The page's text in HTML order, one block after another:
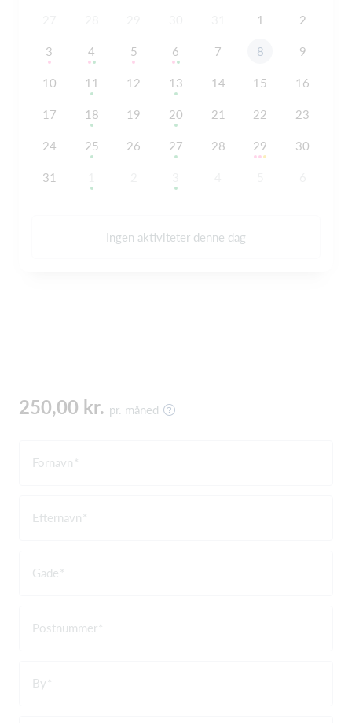
1 2
3 4 5 6 7 8 9
10 11 12 13 14 15 16
17 18 19 20 21 22 23
24 25 26 27 28 29 30
31
Ingen aktiviteter denne dag
250,00 kr. pr. måned
Fornavn
Efternavn
Gade
Postnummer
By